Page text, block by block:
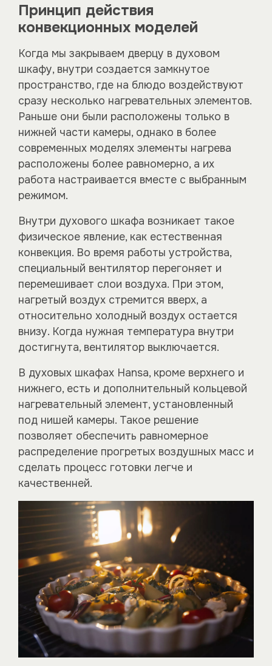
Принцип действия
конвекционных моделей
Когда мы закрываем дверцу в духовом
шкафу, внутри создается замкнутое
пространство, где на блюдо воздействуют
сразу несколько нагревательных элементов.
Раньше они были расположены только в
нижней части камеры, однако в более
современных моделях элементы нагрева
расположены более равномерно, а их
работа настраивается вместе с выбранным
режимом.
Внутри духового шкафа возникает такое
физическое явление, как естественная
конвекция. Во время работы устройства,
специальный вентилятор перегоняет и
перемешивает слои воздуха. При этом,
нагретый воздух стремится вверх, а
относительно холодный воздух остается
внизу. Когда нужная температура внутри
достигнута, вентилятор выключается.
В духовых шкафах Hansa, кроме верхнего и
нижнего, есть и дополнительный кольцевой
нагревательный элемент, установленный
под нишей камеры. Такое решение
позволяет обеспечить равномерное
распределение прогретых воздушных масс и
сделать процесс готовки легче и
качественней.